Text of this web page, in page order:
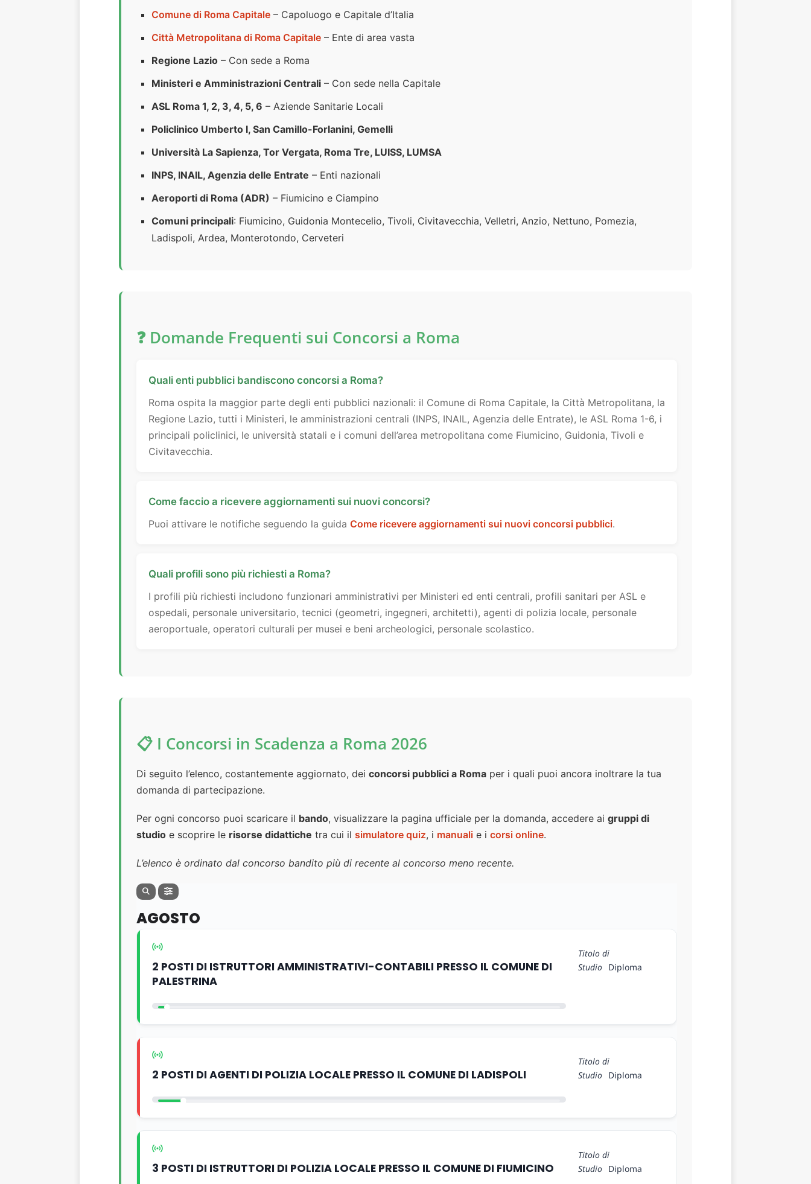
Comune di Roma Capitale – Capoluogo e Capitale d’Italia
Città Metropolitana di Roma Capitale – Ente di area vasta
Regione Lazio – Con sede a Roma
Ministeri e Amministrazioni Centrali – Con sede nella Capitale
ASL Roma 1, 2, 3, 4, 5, 6 – Aziende Sanitarie Locali
Policlinico Umberto I, San Camillo-Forlanini, Gemelli
Università La Sapienza, Tor Vergata, Roma Tre, LUISS, LUMSA
INPS, INAIL, Agenzia delle Entrate – Enti nazionali
Aeroporti di Roma (ADR) – Fiumicino e Ciampino
Comuni principali: Fiumicino, Guidonia Montecelio, Tivoli, Civitavecchia, Velletri, Anzio, Nettuno, Pomezia,
Ladispoli, Ardea, Monterotondo, Cerveteri
❓ Domande Frequenti sui Concorsi a Roma
Quali enti pubblici bandiscono concorsi a Roma?
Roma ospita la maggior parte degli enti pubblici nazionali: il Comune di Roma Capitale, la Città Metropolitana, la
Regione Lazio, tutti i Ministeri, le amministrazioni centrali (INPS, INAIL, Agenzia delle Entrate), le ASL Roma 1-6, i
principali policlinici, le università statali e i comuni dell’area metropolitana come Fiumicino, Guidonia, Tivoli e
Civitavecchia.
Come faccio a ricevere aggiornamenti sui nuovi concorsi?
Puoi attivare le notifiche seguendo la guida Come ricevere aggiornamenti sui nuovi concorsi pubblici.
Quali profili sono più richiesti a Roma?
I profili più richiesti includono funzionari amministrativi per Ministeri ed enti centrali, profili sanitari per ASL e
ospedali, personale universitario, tecnici (geometri, ingegneri, architetti), agenti di polizia locale, personale
aeroportuale, operatori culturali per musei e beni archeologici, personale scolastico.
📋 I Concorsi in Scadenza a Roma 2026
Di seguito l’elenco, costantemente aggiornato, dei concorsi pubblici a Roma per i quali puoi ancora inoltrare la tua
domanda di partecipazione.
Per ogni concorso puoi scaricare il bando, visualizzare la pagina ufficiale per la domanda, accedere ai gruppi di
studio e scoprire le risorse didattiche tra cui il simulatore quiz, i manuali e i corsi online.
L’elenco è ordinato dal concorso bandito più di recente al concorso meno recente.
AGOSTO
2 POSTI DI ISTRUTTORI AMMINISTRATIVI-CONTABILI PRESSO IL COMUNE DI
PALESTRINA
Titolo di
Studio Diploma
2 POSTI DI AGENTI DI POLIZIA LOCALE PRESSO IL COMUNE DI LADISPOLI
Titolo di
Studio Diploma
3 POSTI DI ISTRUTTORI DI POLIZIA LOCALE PRESSO IL COMUNE DI FIUMICINO
Titolo di
Studio Diploma